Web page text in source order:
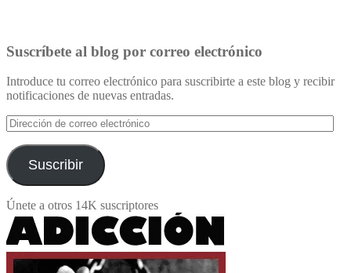
Suscríbete al blog por correo electrónico
Introduce tu correo electrónico para suscribirte a este blog y recibir
notificaciones de nuevas entradas.
Dirección
de
correo
electrónico
Suscribir
Únete a otros 14K suscriptores